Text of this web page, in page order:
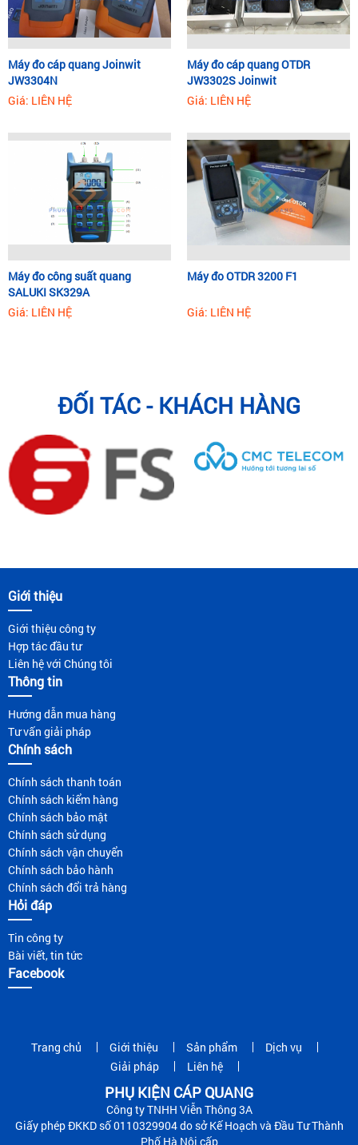
Máy đo cáp quang Joinwit
JW3304N
Giá: LIÊN HỆ
Máy đo cáp quang OTDR
JW3302S Joinwit
Giá: LIÊN HỆ
Máy đo công suất quang
SALUKI SK329A
Giá: LIÊN HỆ
Máy đo OTDR 3200 F1
Giá: LIÊN HỆ
ĐỐI TÁC - KHÁCH HÀNG
Giới thiệu
Giới thiệu công ty
Hợp tác đầu tư
Liên hệ với Chúng tôi
Thông tin
Hướng dẫn mua hàng
Tư vấn giải pháp
Chính sách
Chính sách thanh toán
Chính sách kiểm hàng
Chính sách bảo mật
Chính sách sử dụng
Chính sách vận chuyển
Chính sách bảo hành
Chính sách đổi trả hàng
Hỏi đáp
Tin công ty
Bài viết, tin tức
Facebook
Trang chủ Giới thiệu Sản phẩm
Dịch vụ
Giải pháp
Liên hệ
PHỤ KIỆN CÁP QUANG
Công ty TNHH Viễn Thông 3A
Giấy phép ĐKKD số 0110329904 do sở Kế Hoạch và Đầu Tư Thành
Phố Hà Nội cấp